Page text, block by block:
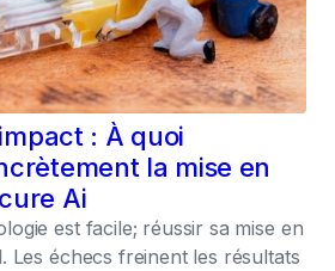
: À quoi
la mise en
Ai
est facile; réussir sa mise en
Les échecs freinent les résultats